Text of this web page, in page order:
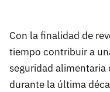
Con la finalidad de
tiempo contribuir a
seguridad alimentaria
durante la última